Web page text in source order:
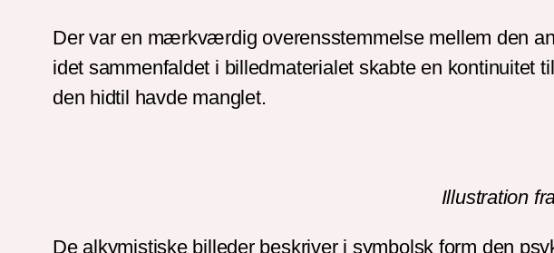
Der var en mærkværdig overensstemmelse mellem den
idet sammenfaldet i billedmaterialet skabte en kontinuitet
den hidtil havde manglet.
Illustration
De alkymistiske billeder beskriver i symbolsk form den